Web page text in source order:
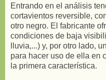
Entrando en el análisis
cortavientos reversible,
otro negro. El fabricante
condiciones de baja
lluvia,...) y, por otro lado,
para hacer uso de ella en
la primera característica.